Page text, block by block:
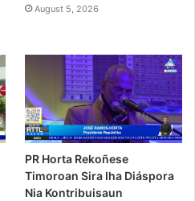
August 5, 2026
PR Horta Rekoñese
Timoroan Sira Iha Diáspora
Nia Kontribuisaun